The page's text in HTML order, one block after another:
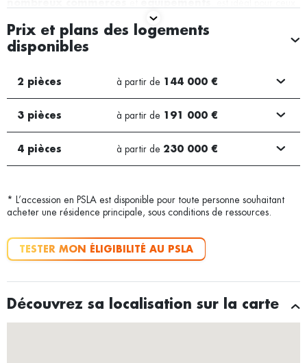
et
appartement bénéficie d’un balcon et d’ungarage privatif
desservi directement par un ascenseur.
ADRESSE
Chemin des Nivres à Pont De Vaux
(01190)
TYPOLOGIE DES BIENS
Du 2 pièces au 4 pièces
DATE DE LIVRAISON
2e trimestre 2028
GARAGE / PARKING
Non
Prix et plans des logements
disponibles
2 pièces à partir de 144 000 €
3 pièces à partir de 191 000 €
4 pièces à partir de 230 000 €
* L’accession en PSLA est disponible pour toute personne souhaitant
acheter une résidence principale, sous conditions de ressources.
TESTER MON ÉLIGIBILITÉ AU PSLA
Découvrez sa localisation sur la carte